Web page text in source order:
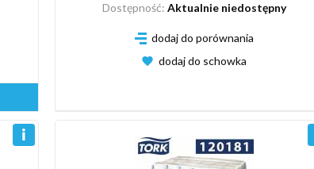
Dostępność: Aktualnie niedostępny
dodaj do porównania
dodaj do schowka